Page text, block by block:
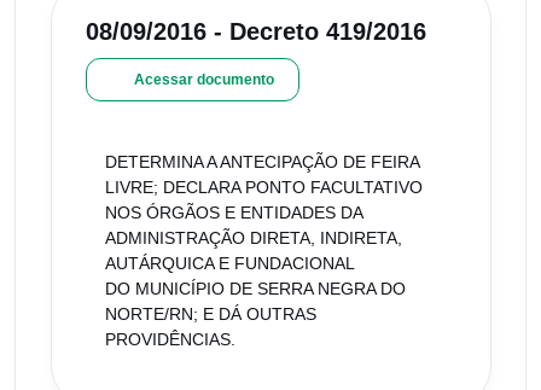
08/09/2016 - Decreto 419/2016
Acessar documento
DETERMINA A ANTECIPAÇÃO DE FEIRA
LIVRE; DECLARA PONTO FACULTATIVO
NOS ÓRGÃOS E ENTIDADES DA
ADMINISTRAÇÃO DIRETA, INDIRETA,
AUTÁRQUICA E FUNDACIONAL
DO MUNICÍPIO DE SERRA NEGRA DO
NORTE/RN; E DÁ OUTRAS
PROVIDÊNCIAS.